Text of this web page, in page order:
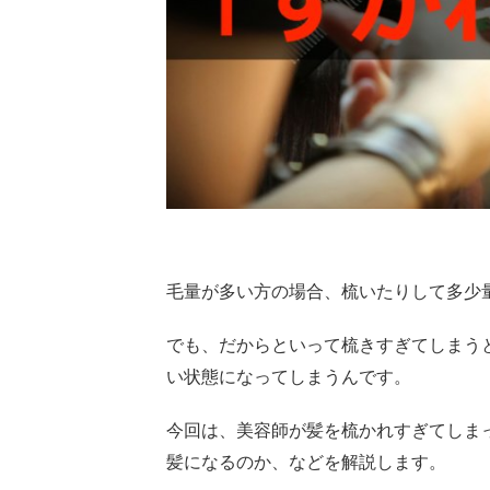
毛量が多い方の場合、梳いたりして多
でも、だからといって梳きすぎてしま
い状態になってしまうんです。
今回は、美容師が髪を梳かれすぎてし
髪になるのか、などを解説します。